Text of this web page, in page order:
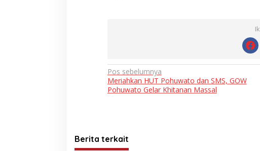
Navigasi
pos
Pos sebelumnya
Meriahkan HUT Pohuwato dan SMS, GOW
Pohuwato Gelar Khitanan Massal
Berita terkait